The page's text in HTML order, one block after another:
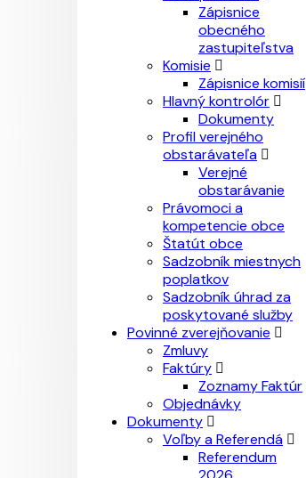
Zápisnice
obecného
zastupiteľstva
Komisie
Zápisnice komisií
Hlavný kontrolór
Dokumenty
Profil verejného
obstarávateľa
Verejné
obstarávanie
Právomoci a
kompetencie obce
Štatút obce
Sadzobník miestnych
poplatkov
Sadzobník úhrad za
poskytované služby
Povinné zverejňovanie
Zmluvy
Faktúry
Zoznamy Faktúr
Objednávky
Dokumenty
Voľby a Referendá
Referendum